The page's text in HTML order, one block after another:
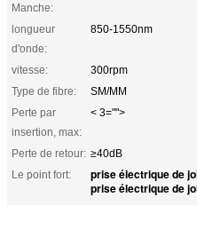
Manche:
longueur
d'onde:
850-1550nm
vitesse:
300rpm
Type de fibre:
SM/MM
Perte par
insertion, max:
< 3="">
Perte de retour: ≥40dB
Le point fort:
prise électrique de
prise électrique de